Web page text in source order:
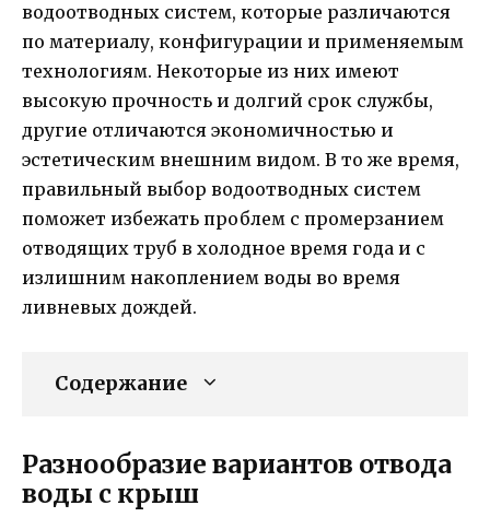
водоотводных систем, которые различаются
по материалу, конфигурации и применяемым
технологиям. Некоторые из них имеют
высокую прочность и долгий срок службы,
другие отличаются экономичностью и
эстетическим внешним видом. В то же время,
правильный выбор водоотводных систем
поможет избежать проблем с промерзанием
отводящих труб в холодное время года и с
излишним накоплением воды во время
ливневых дождей.
Содержание
Разнообразие вариантов отвода
воды с крыш